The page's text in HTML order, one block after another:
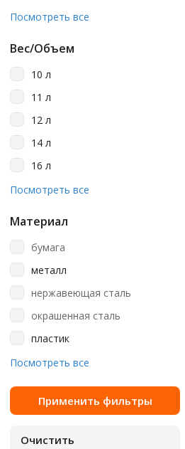
Оскол-Пласт
Стамм
Титан
оранжевый
Посмотреть все
Вес/Объем
10 л
11 л
12 л
14 л
16 л
17 л
20 л
26 л
30 л
6 л
9 л
9.6 л
Посмотреть все
Материал
бумага
металл
нержавеющая сталь
окрашенная сталь
пластик
сталь
ударопрочный пластик
Посмотреть все